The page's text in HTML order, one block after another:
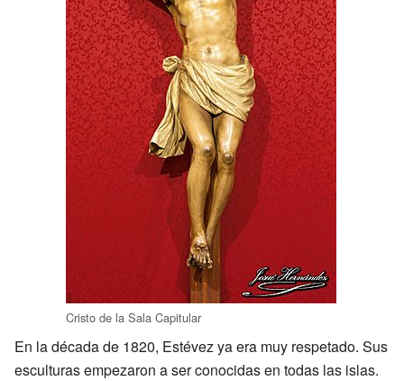
Cristo de la Sala Capitular
En la década de 1820, Estévez ya era muy respetado. Sus
esculturas empezaron a ser conocidas en todas las islas.